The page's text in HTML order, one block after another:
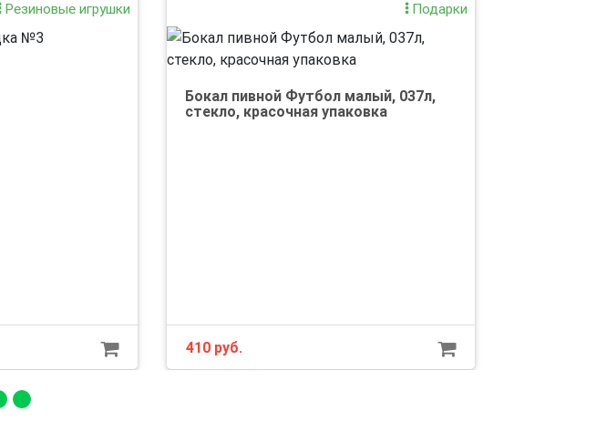
Резиновые игрушки Подарки
Бокал пивной Футбол малый, 037л,
стекло, красочная упаковка
410 руб.